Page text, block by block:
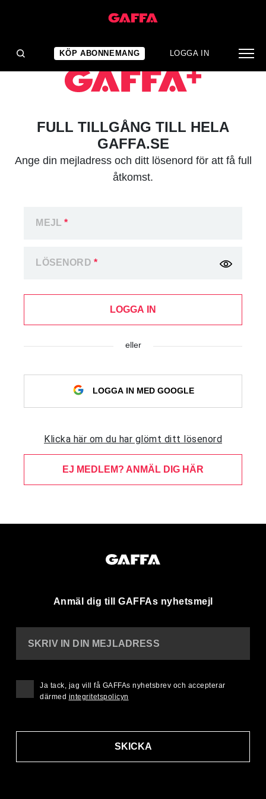
KÖP ABONNEMANG LOGGA IN
FULL TILLGÅNG TILL HELA
GAFFA.SE
Ange din mejladress och ditt lösenord för att få full
åtkomst.
MEJL*
LÖSENORD *
LOGGA IN
eller
LOGGA IN MED GOOGLE
Klicka här om du har glömt ditt lösenord
EJ MEDLEM? ANMÄL DIG HÄR
Anmäl dig till GAFFAs nyhetsmejl
SKRIV IN DIN MEJLADRESS
SKICKA
Ja tack, jag vill få GAFFAs nyhetsbrev och accepterar
därmed integritetspolicyn